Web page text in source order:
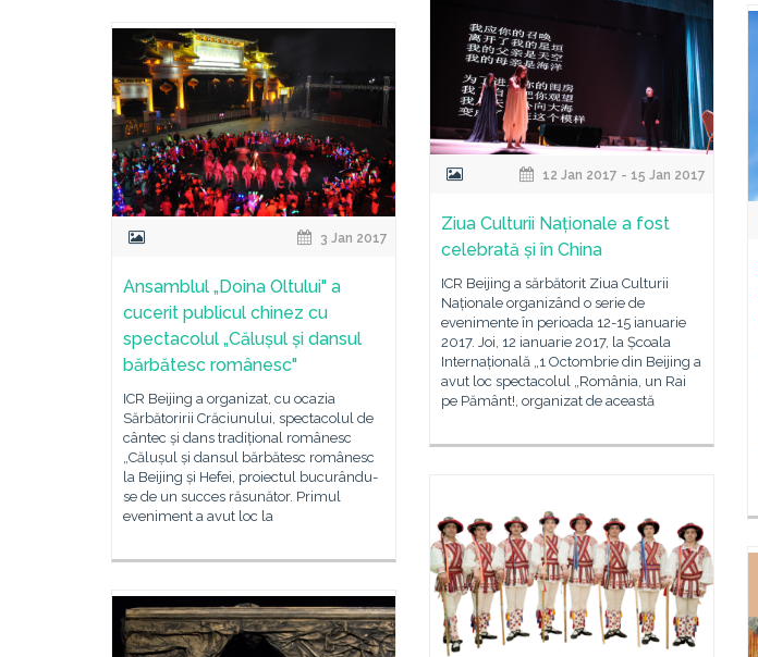
12 Jan 2017 - 15 Jan 2017
Ziua Culturii Naționale a fost
celebrată și în China
ICR Beijing a sărbătorit Ziua Culturii
Naționale organizând o serie de
evenimente în perioada 12-15 ianuarie
2017. Joi, 12 ianuarie 2017, la Școala
Internațională „1 Octombrie din Beijing a
avut loc spectacolul „România, un Rai
pe Pământ!, organizat de această
3 Jan 2017
Ansamblul „Doina Oltului" a
cucerit publicul chinez cu
spectacolul „Călușul și dansul
bărbătesc românesc"
ICR Beijing a organizat, cu ocazia
Sărbătoririi Crăciunului, spectacolul de
cântec și dans tradițional românesc
„Călușul și dansul bărbătesc românesc
la Beijing și Hefei, proiectul bucurându-
se de un succes răsunător. Primul
eveniment a avut loc la